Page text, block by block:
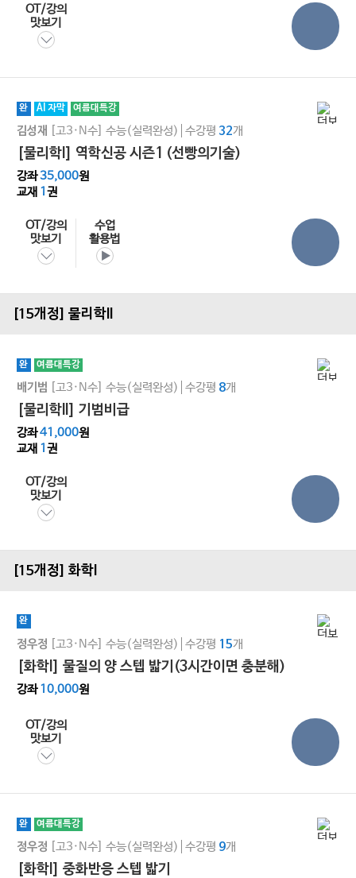
OT/강의
맛보기
완 AI 자막 여름대특강
김성재 [고3·N수] 수능(실력완성) 수강평 32개
[물리학I] 역학신공 시즌1 (선빵의기술)
강좌35,000원
교재 1 권
OT/강의
맛보기
수업
활용법
[15개정] 물리학ll
완 여름대특강
배기범 [고3·N수] 수능(실력완성) 수강평 8개
[물리학ll] 기범비급
강좌41,000원
교재 1 권
OT/강의
맛보기
[15개정] 화학l
완
정우정 [고3·N수] 수능(실력완성) 수강평 15개
[화학l] 물질의 양 스텝 밟기(3시간이면 충분해)
강좌10,000원
OT/강의
맛보기
완 여름대특강
정우정 [고3·N수] 수능(실력완성) 수강평 9개
[화학I] 중화반응 스텝 밟기